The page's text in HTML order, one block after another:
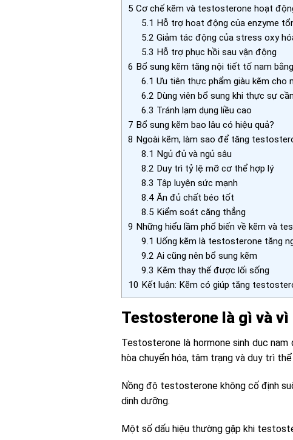
5 Cơ chế kẽm và testosterone hoạt
5.1 Hỗ trợ hoạt động của enzyme
5.2 Giảm tác động của stress oxy
5.3 Hỗ trợ phục hồi sau vận động
6 Bổ sung kẽm tăng nội tiết tố nam
6.1 Ưu tiên thực phẩm giàu kẽm cho
6.2 Dùng viên bổ sung khi thực sự
6.3 Tránh lạm dụng liều cao
7 Bổ sung kẽm bao lâu có hiệu quả?
8 Ngoài kẽm, làm sao để tăng
8.1 Ngủ đủ và ngủ sâu
8.2 Duy trì tỷ lệ mỡ cơ thể hợp lý
8.3 Tập luyện sức mạnh
8.4 Ăn đủ chất béo tốt
8.5 Kiểm soát căng thẳng
9 Những hiểu lầm phổ biến về kẽm và
9.1 Uống kẽm là testosterone tăng
9.2 Ai cũng nên bổ sung kẽm
9.3 Kẽm thay thế được lối sống
10 Kết luận: Kẽm có giúp tăng
Testosterone là gì và vì
Testosterone là hormone sinh dục
hòa chuyển hóa, tâm trạng và duy trì
Nồng độ testosterone không cố định
dinh dưỡng.
Một số dấu hiệu thường gặp khi